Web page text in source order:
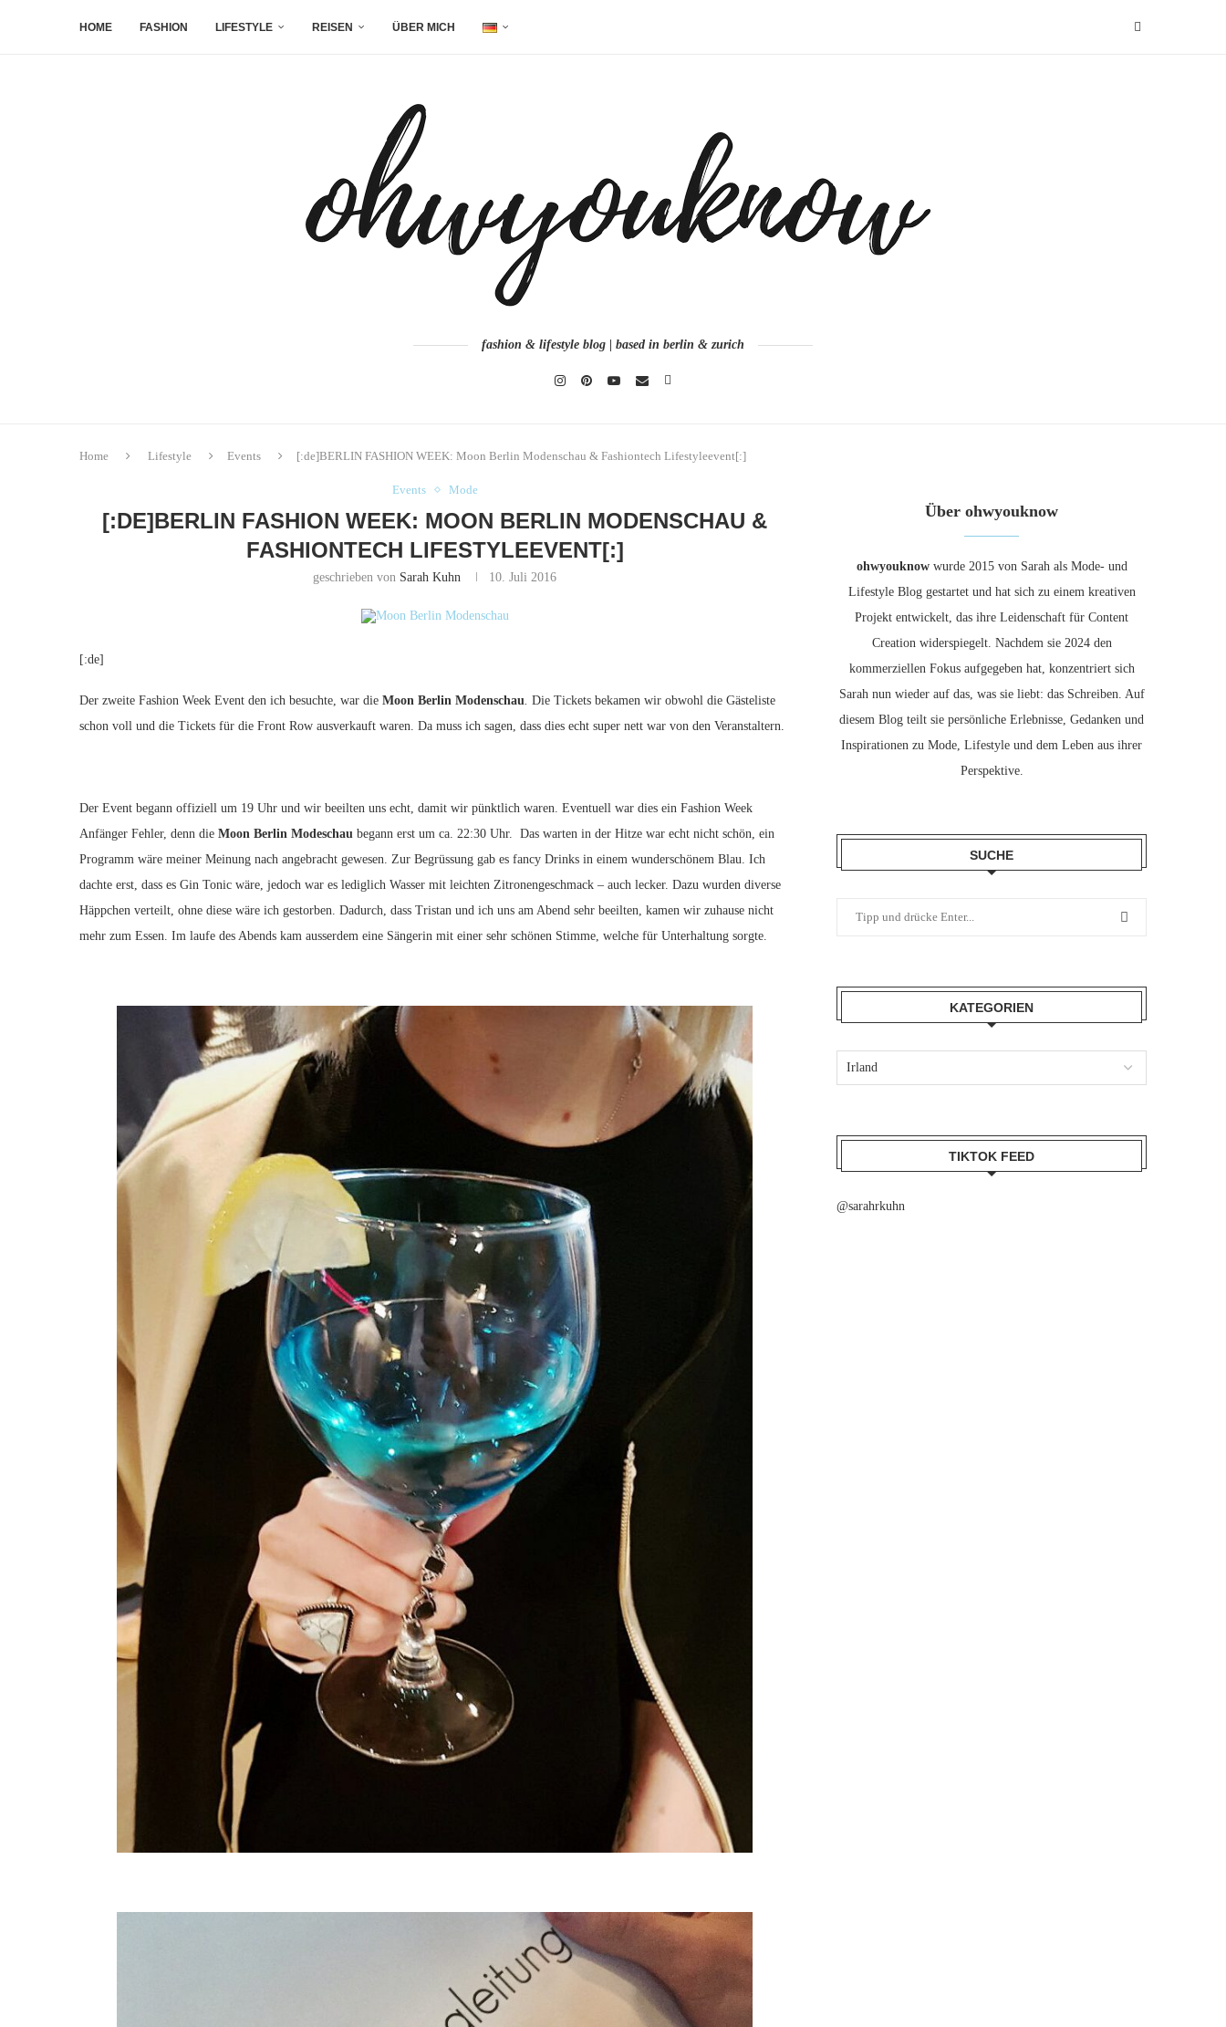
HOME FASHION LIFESTYLE REISEN ÜBER MICH
fashion & lifestyle blog | based in berlin & zurich
Home Lifestyle Events [:de]BERLIN FASHION WEEK: Moon Berlin Modenschau & Fashiontech Lifestyleevent[:]
Events Mode
[:DE]BERLIN FASHION WEEK: MOON BERLIN MODENSCHAU &
FASHIONTECH LIFESTYLEEVENT[:]
geschrieben von Sarah Kuhn 10. Juli 2016
[:de]
Der zweite Fashion Week Event den ich besuchte, war die Moon Berlin Modenschau. Die Tickets bekamen wir obwohl die Gästeliste
schon voll und die Tickets für die Front Row ausverkauft waren. Da muss ich sagen, dass dies echt super nett war von den Veranstaltern.
Der Event begann offiziell um 19 Uhr und wir beeilten uns echt, damit wir pünktlich waren. Eventuell war dies ein Fashion Week
Anfänger Fehler, denn die Moon Berlin Modeschau begann erst um ca. 22:30 Uhr. Das warten in der Hitze war echt nicht schön, ein
Programm wäre meiner Meinung nach angebracht gewesen. Zur Begrüssung gab es fancy Drinks in einem wunderschönem Blau. Ich
dachte erst, dass es Gin Tonic wäre, jedoch war es lediglich Wasser mit leichten Zitronengeschmack – auch lecker. Dazu wurden diverse
Häppchen verteilt, ohne diese wäre ich gestorben. Dadurch, dass Tristan und ich uns am Abend sehr beeilten, kamen wir zuhause nicht
mehr zum Essen. Im laufe des Abends kam ausserdem eine Sängerin mit einer sehr schönen Stimme, welche für Unterhaltung sorgte.
Über ohwyouknow
ohwyouknowwurde 2015 von Sarah als Mode- und
Lifestyle Blog gestartet und hat sich zu einem kreativen
Projekt entwickelt, das ihre Leidenschaft für Content
Creation widerspiegelt. Nachdem sie 2024 den
kommerziellen Fokus aufgegeben hat, konzentriert sich
Sarah nun wieder auf das, was sie liebt: das Schreiben. Auf
diesem Blog teilt sie persönliche Erlebnisse, Gedanken und
Inspirationen zu Mode, Lifestyle und dem Leben aus ihrer
Perspektive.
SUCHE
KATEGORIEN
TIKTOK FEED
@sarahrkuhn